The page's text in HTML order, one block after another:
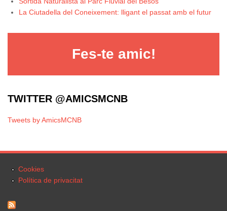
La Ciutadella del Coneixement: lligant el passat amb el futur
Fes-te amic!
TWITTER @AMICSMCNB
Tweets by AmicsMCNB
Cookies
Política de privacitat